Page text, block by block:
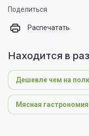
Поделиться
Распечатать
Находится в
Дешевле чем на
Мясная